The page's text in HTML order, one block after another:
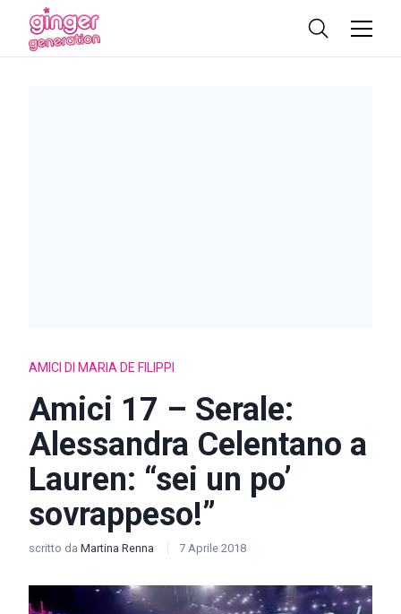
AMICI DI MARIA DE FILIPPI
Amici 17 – Serale:
Alessandra Celentano a
Lauren: “sei un po’
sovrappeso!”
scritto da Martina Renna 7 Aprile 2018